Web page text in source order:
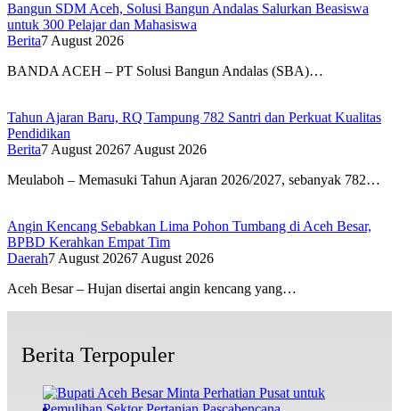
Bangun SDM Aceh, Solusi Bangun Andalas Salurkan Beasiswa
untuk 300 Pelajar dan Mahasiswa
Berita7 August 2026
BANDA ACEH – PT Solusi Bangun Andalas (SBA)…
Tahun Ajaran Baru, RQ Tampung 782 Santri dan Perkuat Kualitas
Pendidikan
Berita7 August 20267 August 2026
Meulaboh – Memasuki Tahun Ajaran 2026/2027, sebanyak 782…
Angin Kencang Sebabkan Lima Pohon Tumbang di Aceh Besar,
BPBD Kerahkan Empat Tim
Daerah7 August 20267 August 2026
Aceh Besar – Hujan disertai angin kencang yang…
Berita Terpopuler